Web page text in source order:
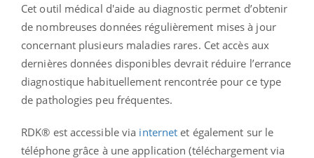
Cet outil médical d'aide au diagnostic permet d’obtenir
de nombreuses données régulièrement mises à jour
concernant plusieurs maladies rares. Cet accès aux
dernières données disponibles devrait réduire l’errance
diagnostique habituellement rencontrée pour ce type
de pathologies peu fréquentes.
RDK® est accessible via internet et également sur le
téléphone grâce à une application (téléchargement via